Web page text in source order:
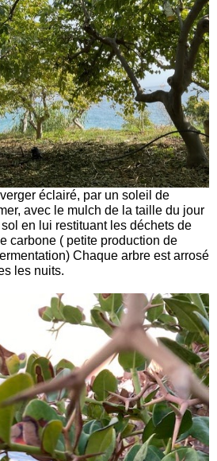
éclairé, par un soleil de
avec le mulch de la taille du jour
en lui restituant les déchets de
carbone ( petite production de
Chaque arbre est arrosé
les nuits.